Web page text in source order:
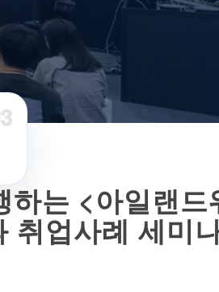
하는 <아일랜드
취업사례 세미